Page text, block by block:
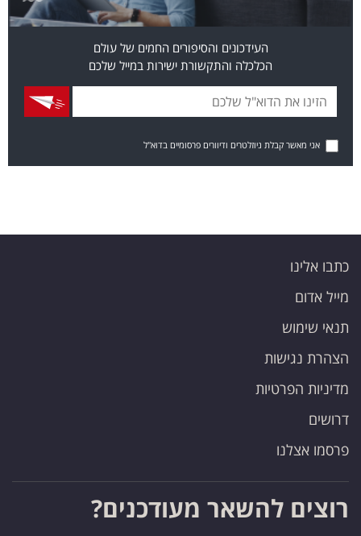
העידכונים והסיפורים החמים של עולם
הכלכלה והתקשורת ישירות במייל שלכם
אני מאשר קבלת ניוזלטרים ודיוורים פרסומיים בדוא"ל
כתבו אלינו
מייל אדום
תנאי שימוש
הצהרת נגישות
מדיניות הפרטיות
דרושים
פרסמו אצלנו
רוצים להשאר מעודכנים?